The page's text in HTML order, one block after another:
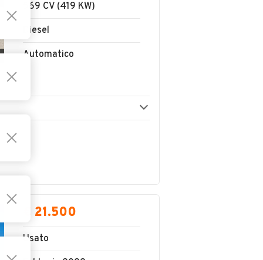
569 CV (419 KW)
Diesel
Automatico
€ 21.500
Usato